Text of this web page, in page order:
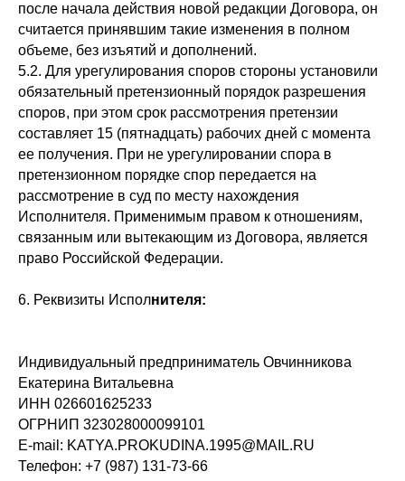
после начала действия новой редакции Договора, он
считается принявшим такие изменения в полном
объеме, без изъятий и дополнений.
5.2. Для урегулирования споров стороны установили
обязательный претензионный порядок разрешения
споров, при этом срок рассмотрения претензии
составляет 15 (пятнадцать) рабочих дней с момента
ее получения. При не урегулировании спора в
претензионном порядке спор передается на
рассмотрение в суд по месту нахождения
Исполнителя. Применимым правом к отношениям,
связанным или вытекающим из Договора, является
право Российской Федерации.
6. Реквизиты Исполнителя:
Индивидуальный предприниматель Овчинникова
Екатерина Витальевна
ИНН 026601625233
ОГРНИП 323028000099101
E-mail: KATYA.PROKUDINA.1995@MAIL.RU
Телефон: +7 (987) 131-73-66